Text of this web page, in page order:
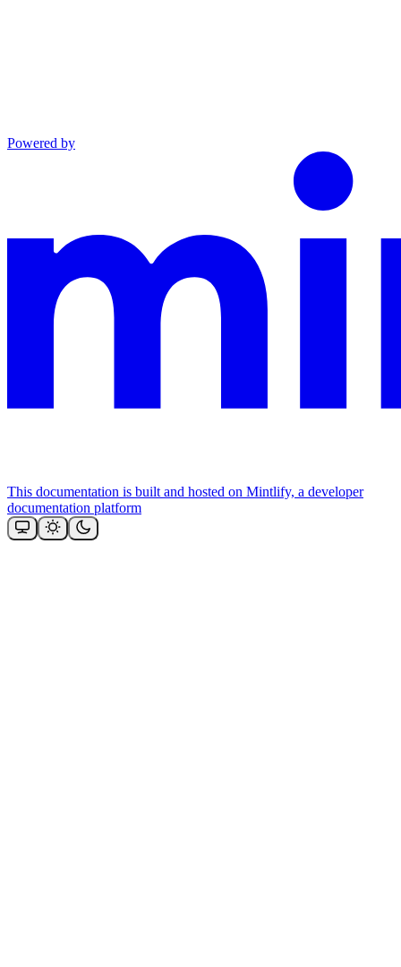
Powered by
This documentation is built and hosted on Mintlify, a developer
documentation platform